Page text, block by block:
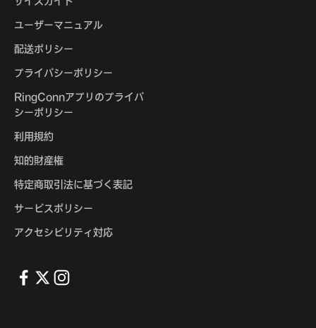
ユーザーマニュアル
配送ポリシー
プライバシーポリシー
RingConnアプリのプライバ
シーポリシー
利用規約
知的財産権
特定商取引法に基づく表記
サービスポリシー
アクセシビリティ対応